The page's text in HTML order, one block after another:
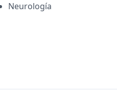
Neurología